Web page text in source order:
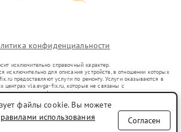
конфиденциальности
исключительно справочный характер.
исключительно для описания устройств, в отношении которых
предоставляют услуги по ремонту. Услуги оказываются в
центрах vla.evga-fix.ru, которые не связаны с
знаков или их официальными представителями.
уже введенных в гражданский оборот в соответствии
не преследует цели индивидуализации услуг или введения
а служит для информирования о предоставляемых услугах по
файлы cookie. Вы можете
использования
Согласен